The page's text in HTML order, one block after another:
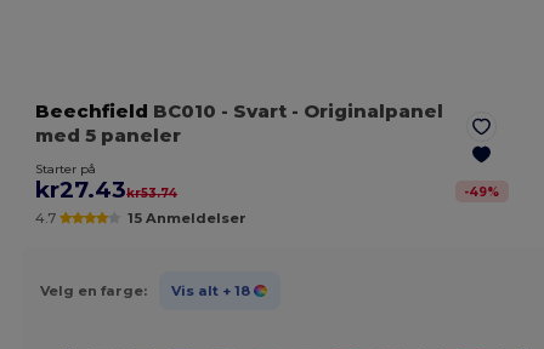
Beechfield BC010 - Svart - Originalpanel
med 5 paneler
Starter på
kr27.43kr53.74 -49%
4.7 15 Anmeldelser
Velg en farge: Vis alt + 18